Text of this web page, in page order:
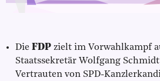
Die FDP zielt im Vorwahlkampf
Staatssekretär Wolfgang
Vertrauten von SPD-